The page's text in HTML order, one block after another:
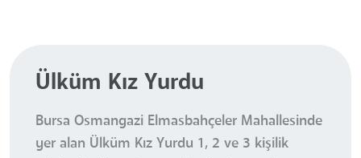
Ülküm Kız Yurdu
Bursa Osmangazi Elmasbahçeler Mahallesinde
yer alan Ülküm Kız Yurdu 1, 2 ve 3 kişilik